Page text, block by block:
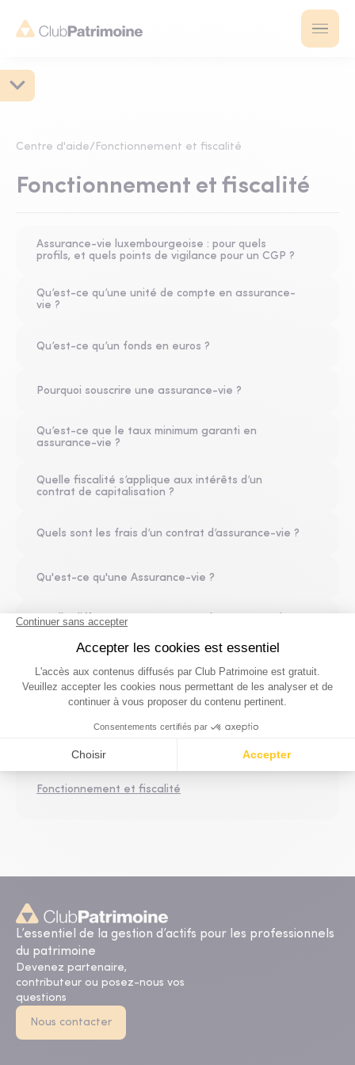
Centre d'aide/ Fonctionnement et fiscalité
Assurance-vie et capitalisation
Clause bénéficiaire et transmission
Fonctionnement et fiscalité
Fonctionnement et fiscalité
Assurance-vie luxembourgeoise : pour quels
profils, et quels points de vigilance pour un CGP ?
Qu’est-ce qu’une unité de compte en assurance-
vie ?
Qu’est-ce qu’un fonds en euros ?
Pourquoi souscrire une assurance-vie ?
Qu’est-ce que le taux minimum garanti en
assurance-vie ?
Quelle fiscalité s’applique aux intérêts d’un
contrat de capitalisation ?
Quels sont les frais d’un contrat d’assurance-vie ?
Qu'est-ce qu'une Assurance-vie ?
Quelle différence entre contrat d’assurance-vie
et contrat de capitalisation ?
Quelle est la fiscalité d’un rachat partiel après 8
ans ?
L’essentiel de la gestion d’actifs pour les professionnels
du patrimoine
Devenez partenaire,
contributeur ou posez-nous vos
questions
Nous contacter